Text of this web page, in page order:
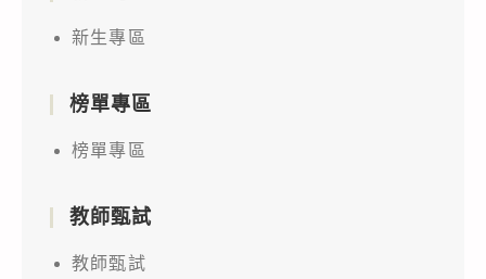
新生專區
榜單專區
榜單專區
教師甄試
教師甄試